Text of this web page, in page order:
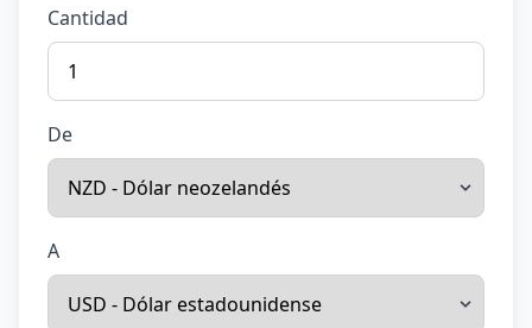
Cantidad
De
A